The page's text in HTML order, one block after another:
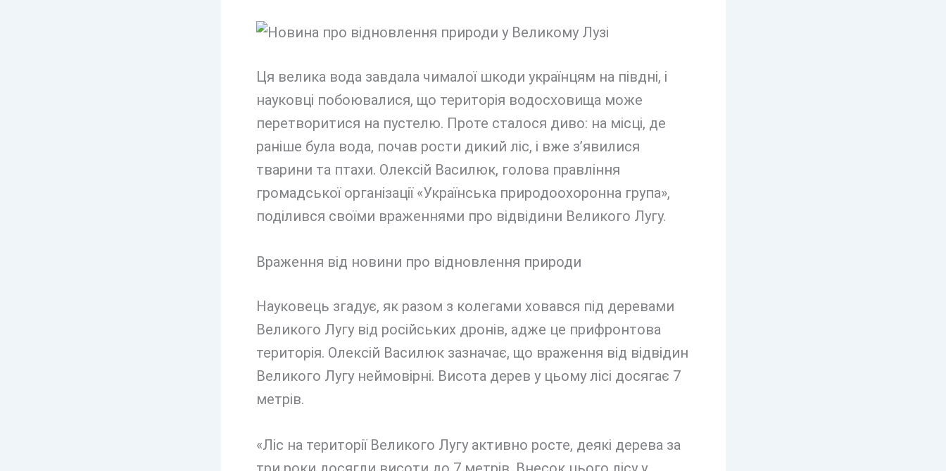
Ця велика вода завдала чималої шкоди українцям на півдні, і
науковці побоювалися, що територія водосховища може
перетворитися на пустелю. Проте сталося диво: на місці, де
раніше була вода, почав рости дикий ліс, і вже з’явилися
тварини та птахи. Олексій Василюк, голова правління
громадської організації «Українська природоохоронна група»,
поділився своїми враженнями про відвідини Великого Лугу.
Враження від новини про відновлення природи
Науковець згадує, як разом з колегами ховався під деревами
Великого Лугу від російських дронів, адже це прифронтова
територія. Олексій Василюк зазначає, що враження від відвідин
Великого Лугу неймовірні. Висота дерев у цьому лісі досягає 7
метрів.
«Ліс на території Великого Лугу активно росте, деякі дерева за